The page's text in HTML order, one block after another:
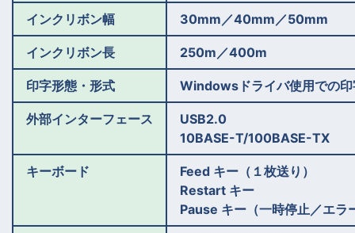
インクリボン幅 30mm／40mm／50mm
インクリボン長 250m／400m
印字形態・形式 Windowsドライバ使用での
外部インターフェース
USB2.0
10BASE-T/100BASE-TX
キーボード
Feed キー（１枚送り）
Restart キー
Pause キー（一時停止／エラ